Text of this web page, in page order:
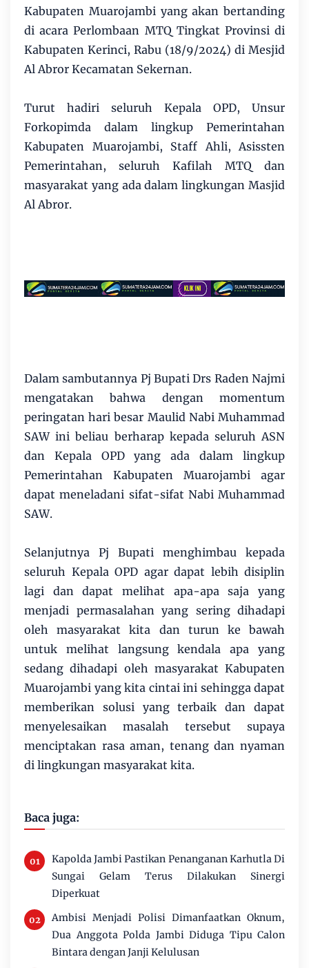
Kabupaten Muarojambi yang akan bertanding
di acara Perlombaan MTQ Tingkat Provinsi di
Kabupaten Kerinci, Rabu (18/9/2024) di Mesjid
Al Abror Kecamatan Sekernan.
Turut hadiri seluruh Kepala OPD, Unsur
Forkopimda dalam lingkup Pemerintahan
Kabupaten Muarojambi, Staff Ahli, Asissten
Pemerintahan, seluruh Kafilah MTQ dan
masyarakat yang ada dalam lingkungan Masjid
Al Abror.
Dalam sambutannya Pj Bupati Drs Raden Najmi
mengatakan bahwa dengan momentum
peringatan hari besar Maulid Nabi Muhammad
SAW ini beliau berharap kepada seluruh ASN
dan Kepala OPD yang ada dalam lingkup
Pemerintahan Kabupaten Muarojambi agar
dapat meneladani sifat-sifat Nabi Muhammad
SAW.
Selanjutnya Pj Bupati menghimbau kepada
seluruh Kepala OPD agar dapat lebih disiplin
lagi dan dapat melihat apa-apa saja yang
menjadi permasalahan yang sering dihadapi
oleh masyarakat kita dan turun ke bawah
untuk melihat langsung kendala apa yang
sedang dihadapi oleh masyarakat Kabupaten
Muarojambi yang kita cintai ini sehingga dapat
memberikan solusi yang terbaik dan dapat
menyelesaikan masalah tersebut supaya
menciptakan rasa aman, tenang dan nyaman
di lingkungan masyarakat kita.
Baca juga:
Kapolda Jambi Pastikan Penanganan Karhutla Di
Sungai Gelam Terus Dilakukan Sinergi
Diperkuat
Ambisi Menjadi Polisi Dimanfaatkan Oknum,
Dua Anggota Polda Jambi Diduga Tipu Calon
Bintara dengan Janji Kelulusan